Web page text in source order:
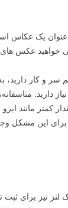
یک عکاس
عکس های
و کار دارید،
دارید.
برای این مشکل
نیز برای ثبت